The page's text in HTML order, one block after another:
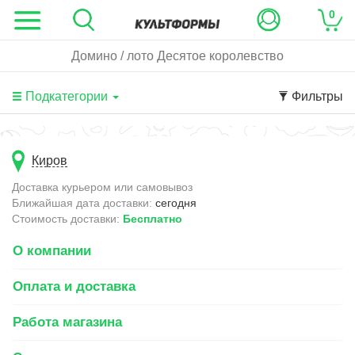
0
Домино / лото Десятое королевство
Подкатегории Фильтры
Киров
Доставка курьером или самовывоз
Ближайшая дата доставки: сегодня
Стоимость доставки: Бесплатно
О компании
Оплата и доставка
Работа магазина